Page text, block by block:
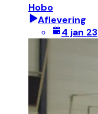
Hobo
Aflevering
4 jan 23